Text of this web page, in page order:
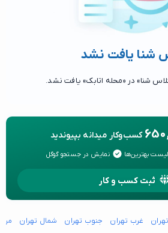
شنا یافت نشد
شنا» در «محله اتابک» یافت نشد.
کسب‌وکار میدانه بپیوندید
لیست بهترین‌ها نمایش در جستجو گوگل
ثبت کسب و کار
غرب تهران جنوب تهران شمال تهران